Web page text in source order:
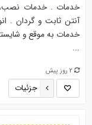
خدمات . خدمات نصب،
آنتن ثابت و گردان .
خدمات به موقع و
...
2 روز پیش
جزئیات